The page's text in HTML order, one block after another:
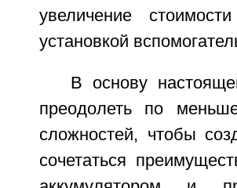
увеличение
установкой
В основу
преодолеть по
сложностей, чтобы
сочетаться